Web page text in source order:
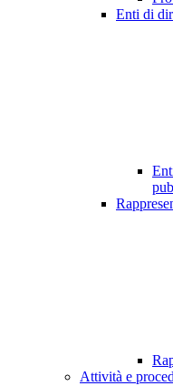
Enti di
Attività e